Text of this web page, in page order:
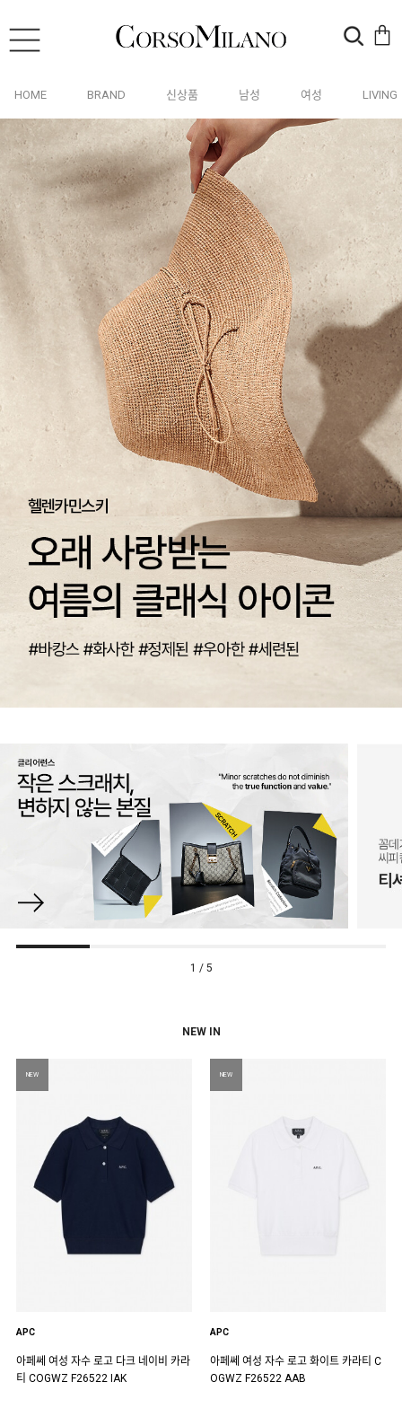
HOME BRAND 신상품 남성 여성 LIVING
1 / 5
NEW IN
NEW
APC
아페쎄 여성 자수 로고 다크 네이비 카라
티 COGWZ F26522 IAK
NEW
APC
아페쎄 여성 자수 로고 화이트 카라티 C
OGWZ F26522 AAB